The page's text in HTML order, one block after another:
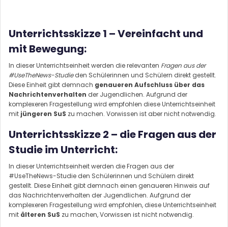
Unterrichtsskizze 1 – Vereinfacht und
mit Bewegung:
In dieser Unterrichtseinheit werden die relevanten Fragen aus der
#UseTheNews-Studieden Schülerinnen und Schülern direkt gestellt.
Diese Einheit gibt demnach genaueren Aufschluss über das
Nachrichtenverhalten der Jugendlichen. Aufgrund der
komplexeren Fragestellung wird empfohlen diese Unterrichtseinheit
mit jüngeren SuS zu machen. Vorwissen ist aber nicht notwendig.
Unterrichtsskizze 2 – die Fragen aus der
Studie im Unterricht:
In dieser Unterrichtseinheit werden die Fragen aus der
#UseTheNews-Studie den Schülerinnen und Schülern direkt
gestellt. Diese Einheit gibt demnach einen genaueren Hinweis auf
das Nachrichtenverhalten der Jugendlichen. Aufgrund der
komplexeren Fragestellung wird empfohlen, diese Unterrichtseinheit
mit älteren SuS zu machen, Vorwissen ist nicht notwendig.